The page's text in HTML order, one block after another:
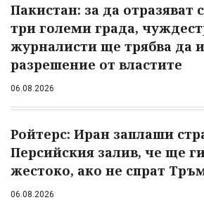
Пакистан: за да отразяват
три големи града,
журналисти ще трябва да
разрешение от властите
06.08.2026
Ройтерс: Иран заплаши
Персийския залив, че ще
жестоко, ако не спрат
06.08.2026